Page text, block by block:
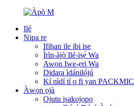
Ilé
Nipa re
Ifihan ile ibi ise
Ìrìn-àjò Ilé-iṣẹ́ Wa
Awọn Iwe-ẹri Wa
Didara ìdánilójú
Kí nìdí tí o fi yan PACKMIC
Àwọn ọjà
Ojutu iṣakojọpọ